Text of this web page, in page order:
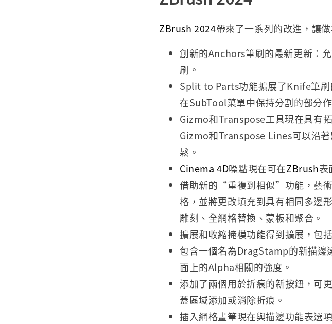
ZBrush 2024帶來了一系列的改進，讓
創新的Anchors筆刷的最新更新：
刷。
Split to Parts功能擴展了Knife筆刷
在SubTool菜單中保持分割的部分
Gizmo和Transpose工具現在具有
Gizmo和Transpose Lines可以沿
鬆。
Cinema 4D噪點現在可在ZBrush表
借助新的“重複到相似”功能，藝
格，並將更改填充到具有相同多
雕刻、全網格替換、蒙板和聚合。
擴展和收縮掩模功能得到擴展，包
包含一個名為DragStamp的新描邊
面上的Alpha相關的強度。
添加了兩個用於折痕的新按鈕，可
蓋區域添加或消除折痕。
插入網格畫筆現在與描邊功能表選